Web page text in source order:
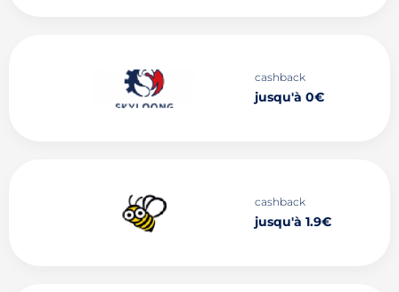
cashback
jusqu'à 0€
cashback
jusqu'à 1.9€